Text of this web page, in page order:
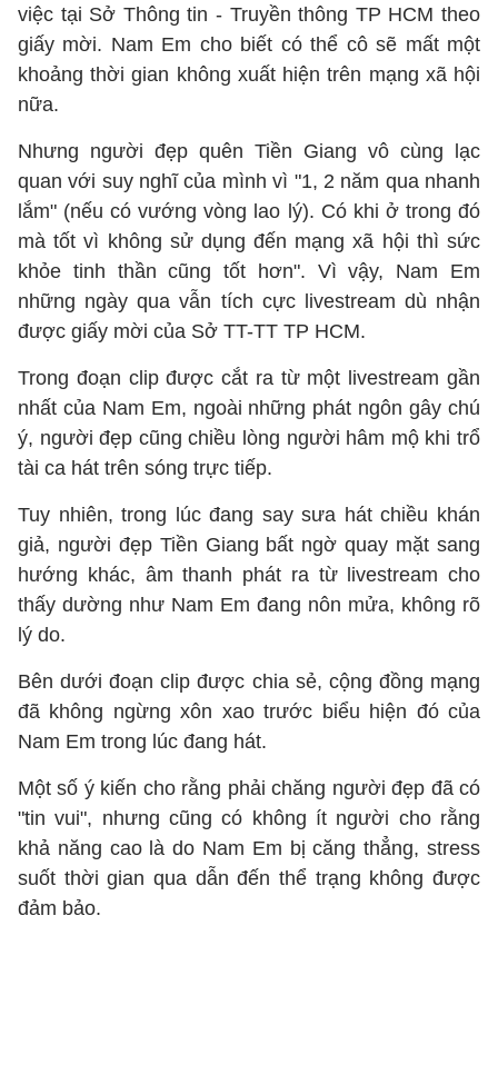
việc tại Sở Thông tin - Truyền thông TP HCM theo
giấy mời. Nam Em cho biết có thể cô sẽ mất một
khoảng thời gian không xuất hiện trên mạng xã hội
nữa.
Nhưng người đẹp quên Tiền Giang vô cùng lạc
quan với suy nghĩ của mình vì "1, 2 năm qua nhanh
lắm" (nếu có vướng vòng lao lý). Có khi ở trong đó
mà tốt vì không sử dụng đến mạng xã hội thì sức
khỏe tinh thần cũng tốt hơn". Vì vậy, Nam Em
những ngày qua vẫn tích cực livestream dù nhận
được giấy mời của Sở TT-TT TP HCM.
Trong đoạn clip được cắt ra từ một livestream gần
nhất của Nam Em, ngoài những phát ngôn gây chú
ý, người đẹp cũng chiều lòng người hâm mộ khi trổ
tài ca hát trên sóng trực tiếp.
Tuy nhiên, trong lúc đang say sưa hát chiều khán
giả, người đẹp Tiền Giang bất ngờ quay mặt sang
hướng khác, âm thanh phát ra từ livestream cho
thấy dường như Nam Em đang nôn mửa, không rõ
lý do.
Bên dưới đoạn clip được chia sẻ, cộng đồng mạng
đã không ngừng xôn xao trước biểu hiện đó của
Nam Em trong lúc đang hát.
Một số ý kiến cho rằng phải chăng người đẹp đã có
"tin vui", nhưng cũng có không ít người cho rằng
khả năng cao là do Nam Em bị căng thẳng, stress
suốt thời gian qua dẫn đến thể trạng không được
đảm bảo.